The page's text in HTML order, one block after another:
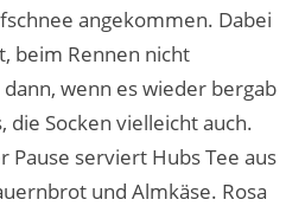
angekommen. Dabei
beim Rennen nicht
wenn es wieder bergab
die Socken vielleicht auch.
Pause serviert Hubs Tee aus
und Almkäse. Rosa